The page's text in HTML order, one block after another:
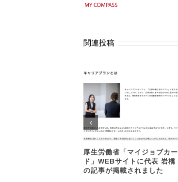
関連投稿
厚生労働省「マイジョブカー
ド」WEBサイトに代表 岩橋
の記事が掲載されました